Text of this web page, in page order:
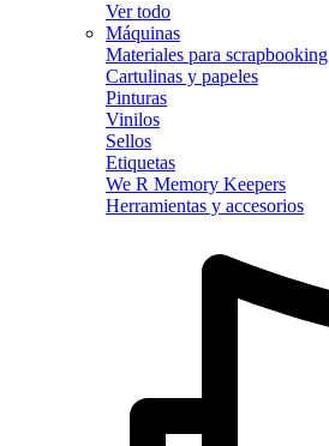
Ver todo
Máquinas
Materiales para scrapbooking
Cartulinas y papeles
Pinturas
Vinilos
Sellos
Etiquetas
We R Memory Keepers
Herramientas y accesorios